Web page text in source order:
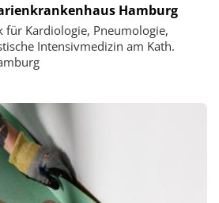
Hamburg
für Kardiologie, Pneumologie,
Intensivmedizin am Kath.